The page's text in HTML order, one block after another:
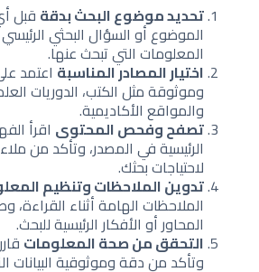
تحديد موضوع البحث بدقةقبل
الموضوع أو السؤال البحثي
المعلومات التي تبحث عنها.
اختيار المصادر المناسبةاعتمد
وموثوقة مثل الكتب، الدوريات
والمواقع الأكاديمية.
تصفح وفحص المحتوىاقرأ
الرئيسية في المصدر، وتأكد من
لاحتياجات بحثك.
تدوين الملاحظات وتنظيم
الملاحظات الهامة أثناء
المحاور أو الأفكار الرئيسية للبحث.
التحقق من صحة المعلومات
وتأكد من دقة وموثوقية البيانات